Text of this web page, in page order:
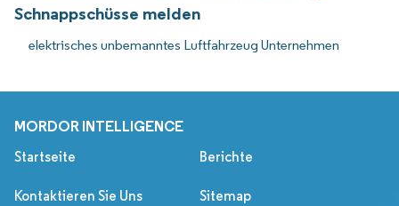
Schnappschüsse melden
elektrisches unbemanntes Luftfahrzeug Unternehmen
MORDOR INTELLIGENCE
Startseite Berichte
Kontaktieren Sie Uns Sitemap